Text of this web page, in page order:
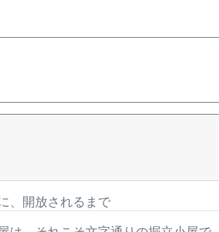
、開放されるまで